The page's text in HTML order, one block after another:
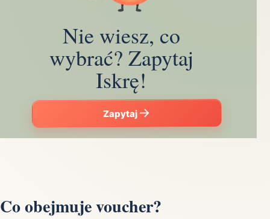
Nie wiesz, co
wybrać? Zapytaj
Iskrę!
Zapytaj
Co obejmuje voucher?